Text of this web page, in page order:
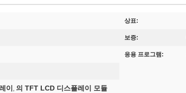
상표:
보증:
응용 프로그램:
이 , 의 TFT LCD 디스플레이 모듈